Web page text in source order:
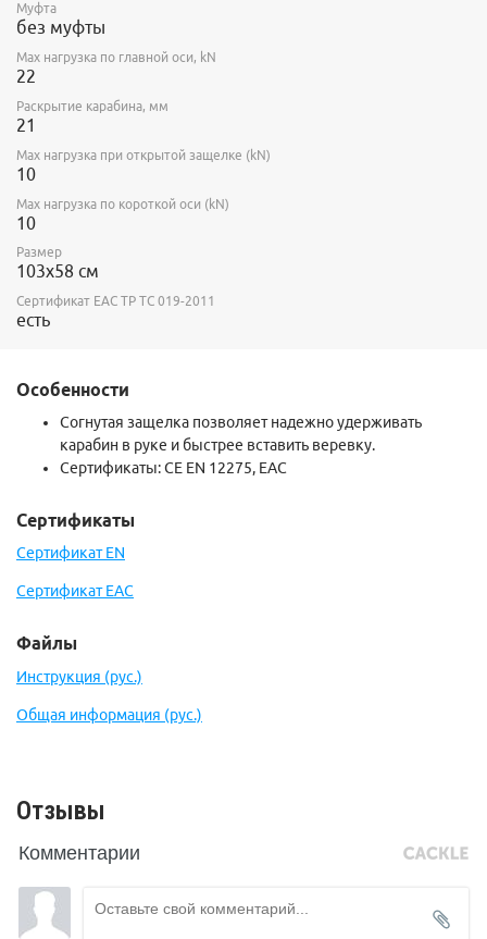
Муфта
без муфты
Max нагрузка по главной оси, kN
22
Раскрытие карабина, мм
21
Max нагрузка при открытой защелке (kN)
10
Max нагрузка по короткой оси (kN)
10
Размер
103х58 см
Сертификат ЕАС ТР ТС 019-2011
есть
Особенности
Согнутая защелка позволяет надежно удерживать
карабин в руке и быстрее вставить веревку.
Сертификаты:CE EN 12275, ЕАС
Сертификаты
Сертификат EN
Сертификат EAC
Файлы
Инструкция (рус.)
Общая информация (рус.)
Отзывы
Комментарии